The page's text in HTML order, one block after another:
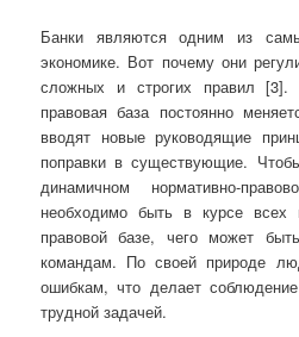
Банки являются одним из
экономике. Вот почему они
сложных и строгих правил [3].
правовая база постоянно
вводят новые руководящие
поправки в существующие.
динамичном нормативно-
необходимо быть в курсе всех
правовой базе, чего может
командам. По своей природе
ошибкам, что делает
трудной задачей.